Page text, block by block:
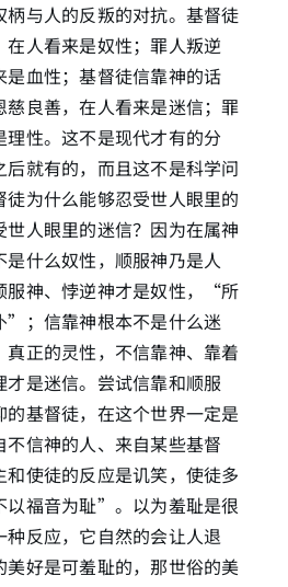
与人的反叛的对抗。基督徒
人看来是奴性；罪人叛逆
血性；基督徒信靠神的话
良善，在人看来是迷信；罪
性。这不是现代才有的分
就有的，而且这不是科学问
为什么能够忍受世人眼里的
人眼里的迷信？因为在属神
什么奴性，顺服神乃是人
服神、悖逆神才是奴性，“所
”；信靠神根本不是什么迷
正的灵性，不信靠神、靠着
是迷信。尝试信靠和顺服
基督徒，在这个世界一定是
信神的人、来自某些基督
使徒的反应是讥笑，使徒多
福音为耻”。以为羞耻是很
反应，它自然的会让人退
好是可羞耻的，那世俗的美